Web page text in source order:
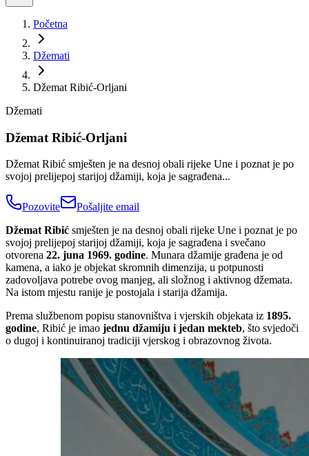
Početna
Džemati
Džemat Ribić-Orljani
Džemati
Džemat Ribić-Orljani
Džemat Ribić smješten je na desnoj obali rijeke Une i poznat je po
svojoj prelijepoj starijoj džamiji, koja je sagrađena...
Pozovite
Pošaljite email
Džemat Ribić smješten je na desnoj obali rijeke Une i poznat je po
svojoj prelijepoj starijoj džamiji, koja je sagrađena i svečano
otvorena 22. juna 1969. godine. Munara džamije građena je od
kamena, a iako je objekat skromnih dimenzija, u potpunosti
zadovoljava potrebe ovog manjeg, ali složnog i aktivnog džemata.
Na istom mjestu ranije je postojala i starija džamija.
Prema službenom popisu stanovništva i vjerskih objekata iz 1895.
godine, Ribić je imao jednu džamiju i jedan mekteb, što svjedoči
o dugoj i kontinuiranoj tradiciji vjerskog i obrazovnog života.